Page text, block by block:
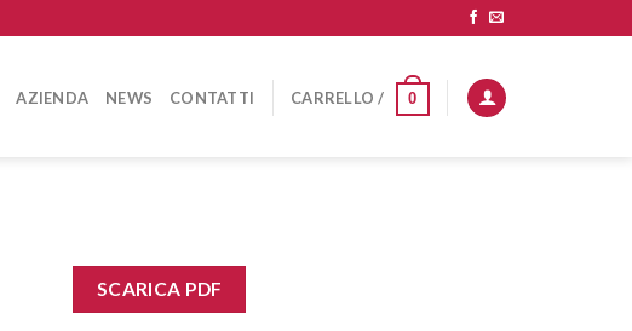
AZIENDA NEWS CONTATTI CARRELLO / 0
SCARICA PDF